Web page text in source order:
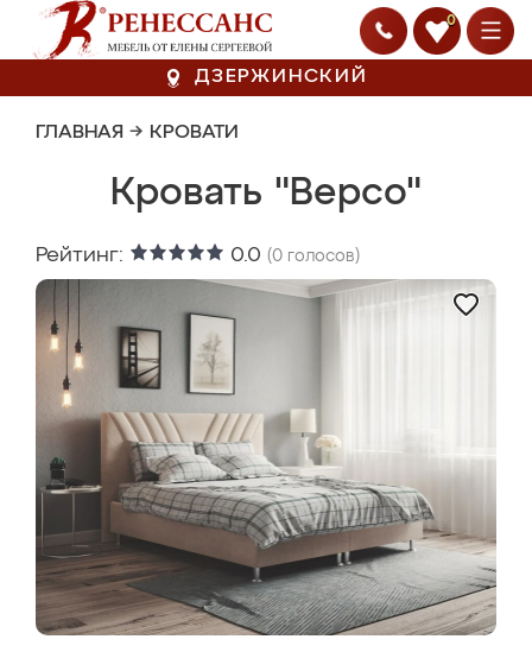
0
ДЗЕРЖИНСКИЙ
ГЛАВНАЯ → КРОВАТИ
Кровать "Версо"
Рейтинг: 0.0 (0 голосов)